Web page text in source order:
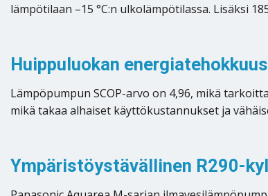
lämpötilaan –15 °C:n ulkolämpötilassa. Lisäksi
Huippuluokan energiatehokkuus
Lämpöpumpun SCOP-arvo on 4,96, mikä
mikä takaa alhaiset käyttökustannukset ja
Ympäristöystävällinen R290-